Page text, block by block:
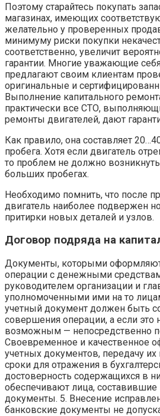
Поэтому старайтесь покупать
магазинах, имеющих
желательно у проверенных
минимуму риски покупки
соответственно, увеличит
гарантии. Многие уважающие
предлагают своим клиентам
оригинальные и
Выполнение капитального
практически все СТО,
ремонты двигателей, дают
Как правило, она составляет
пробега. Хотя если двигатель
то проблем не должно
больших пробегах.
Необходимо помнить, что после
двигатель наиболее подвержен
притирки новых деталей и узлов.
Договор подряда на
Документы, которыми
операции с денежными
руководителем организации и
уполномоченными ими на то
учетный документ должен быть
совершения операции, а если это
возможным — непосредственно
Своевременное и качественное
учетных документов, передачу
сроки для отражения в
достоверность содержащихся в
обеспечивают лица,
документы. 5. Внесение
банковские документы не